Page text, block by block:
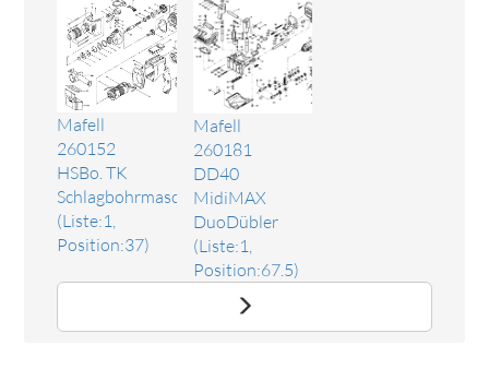
Mafell
260152
HSBo. TK
Schlagbohrmaschine
(Liste:1,
Position:37)
Mafell
260181
DD40
MidiMAX
DuoDübler
(Liste:1,
Position:67.5)
Ersatzteil Kohlebürste 110-230V Kress Best.-Nr.
24837